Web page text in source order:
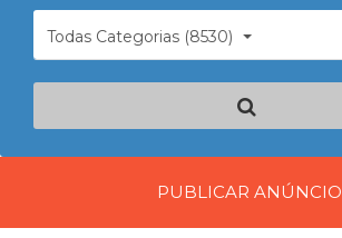
Todas Categorias (8530)
PUBLICAR ANÚNCIO